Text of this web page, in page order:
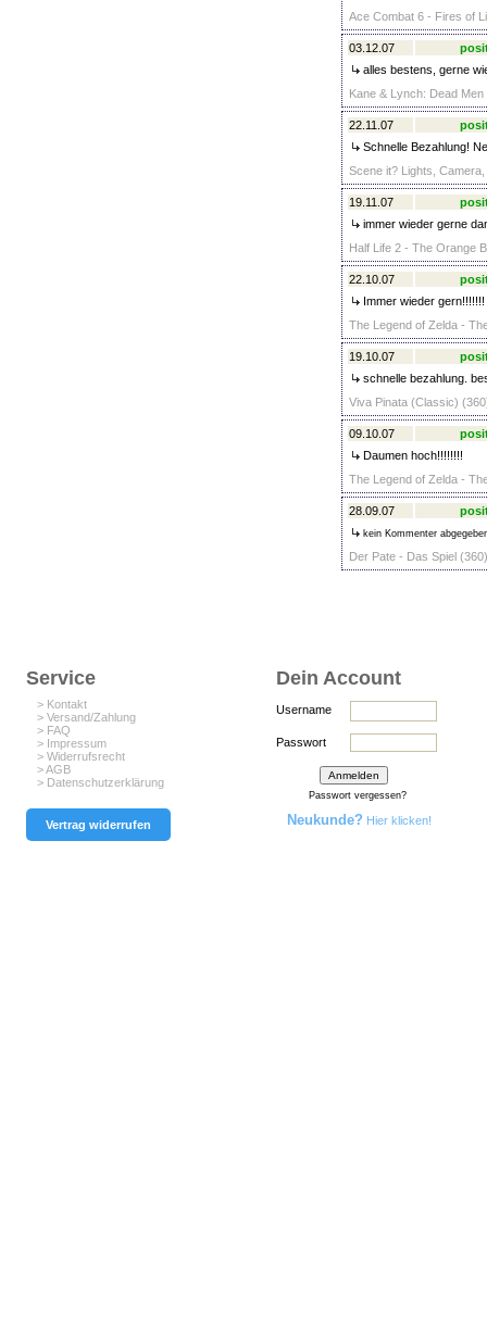
Ace Combat 6 - Fires of
03.12.07
alles bestens, gerne
Kane & Lynch: Dead
22.11.07
Schnelle Bezahlung!
Scene it? Lights,
19.11.07
immer wieder gerne
Half Life 2 - The Orange
22.10.07
Immer wieder gern!!!!!!!
The Legend of Zelda -
19.10.07
schnelle bezahlung.
Viva Pinata (Classic)
09.10.07
Daumen hoch!!!!!!!!
The Legend of Zelda -
28.09.07
kein Kommenter
Der Pate - Das Spiel
Service
> Kontakt
> Versand/Zahlung
> FAQ
> Impressum
> Widerrufsrecht
> AGB
> Datenschutzerklärung
Vertrag widerrufen
Dein Account
Username
Passwort
Passwort vergessen?
Neukunde? Hier klicken!